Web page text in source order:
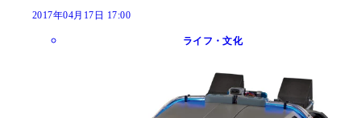
2017年04月17日 17:00
ライフ・文化